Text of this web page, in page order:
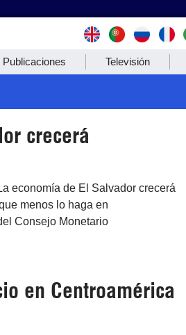
Publicaciones Televisión
crecerá
economía de El Salvador crecerá
menos lo haga en
Consejo Monetario
en Centroamérica